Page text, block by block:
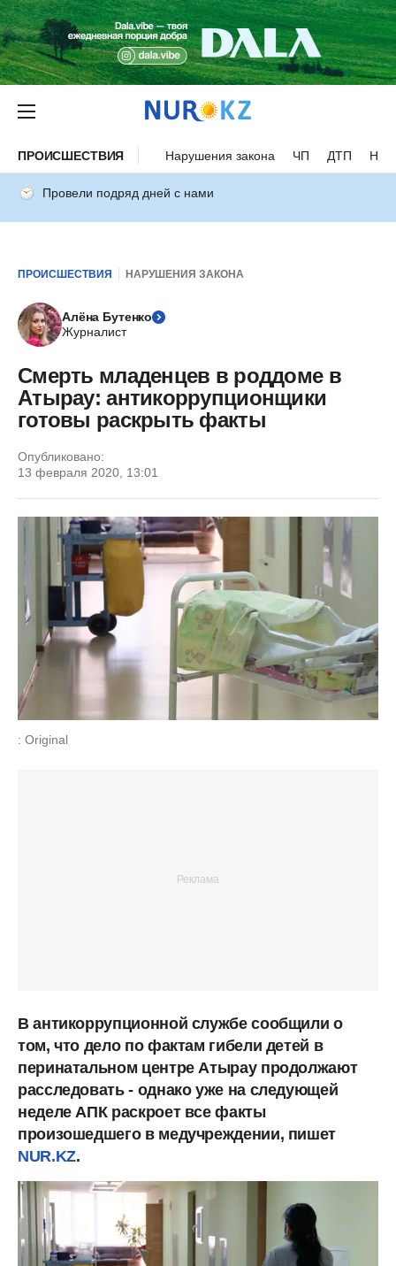
ПРОИСШЕСТВИЯ Нарушения закона ЧП ДТП
Провели подряд дней с нами
ПРОИСШЕСТВИЯ НАРУШЕНИЯ ЗАКОНА
Алёна Бутенко
Журналист
Смерть младенцев в роддоме в
Атырау: антикоррупционщики
готовы раскрыть факты
Опубликовано:
13 февраля 2020, 13:01
: Original
В антикоррупционной службе сообщили о
том, что дело по фактам гибели детей в
перинатальном центре Атырау продолжают
расследовать - однако уже на следующей
неделе АПК раскроет все факты
произошедшего в медучреждении, пишет
NUR.KZ.